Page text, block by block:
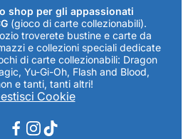
shop per gli appassionati
(gioco di carte collezionabili).
troverete bustine e carte da
e collezioni speciali dedicate
di carte collezionabili: Dragon
Yu-Gi-Oh, Flash and Blood,
e tanti, tanti altri!
Cookie